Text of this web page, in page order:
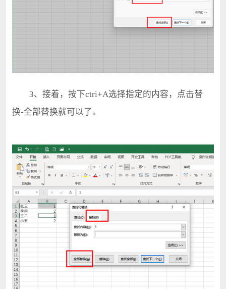
3、接着，按下ctri+A选择指定的内容，点击替
换-全部替换就可以了。